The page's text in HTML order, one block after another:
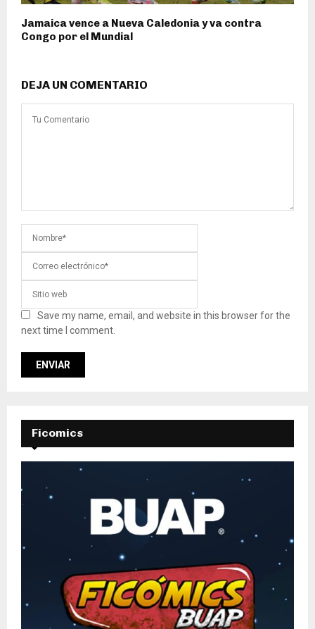
Jamaica vence a Nueva Caledonia y va contra
Congo por el Mundial
DEJA UN COMENTARIO
Save my name, email, and website in this browser for the
next time I comment.
Ficomics